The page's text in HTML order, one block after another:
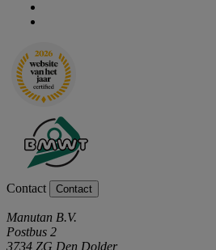
Contact Contact
Manutan B.V.
Postbus 2
3734 ZG Den Dolder